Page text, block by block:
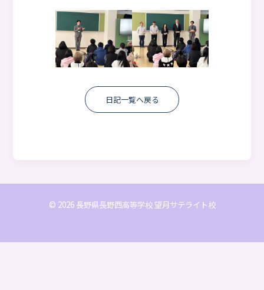
日記一覧へ戻る
© 2026 長野県長野西高等学校 望月サテライト校